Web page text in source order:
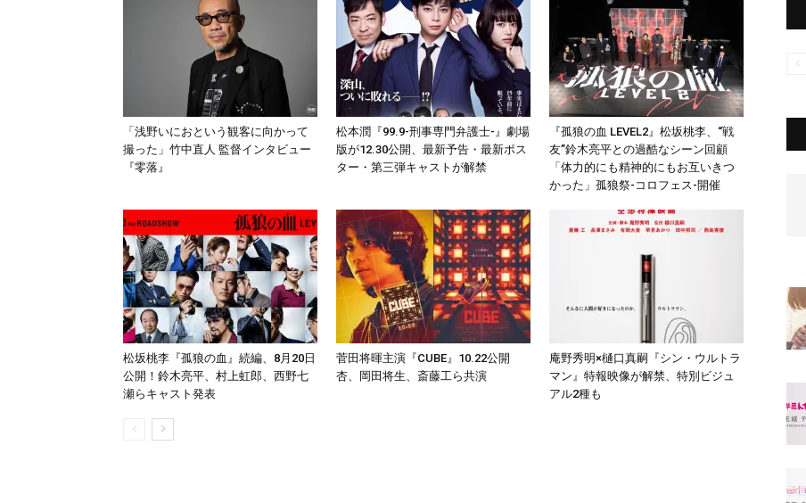
「浅野いにおという観客に向かって
撮った」竹中直人 監督インタビュー
『零落』
松本潤『99.9-刑事専門弁護士-』劇場
版が12.30公開、最新予告・最新ポス
ター・第三弾キャストが解禁
『孤狼の血 LEVEL2』松坂桃李、“戦
友”鈴木亮平との過酷なシーン回顧
「体力的にも精神的にもお互いきつ
かった」孤狼祭-コロフェス-開催
松坂桃李『孤狼の血』続編、8月20日
公開！鈴木亮平、村上虹郎、西野七
瀬らキャスト発表
菅田将暉主演『CUBE』10.22公開
杏、岡田将生、斎藤工ら共演
庵野秀明×樋口真嗣『シン・ウルトラ
マン』特報映像が解禁、特別ビジュ
アル2種も